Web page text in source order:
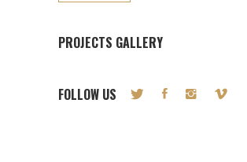
PROJECTS GALLERY
FOLLOW US